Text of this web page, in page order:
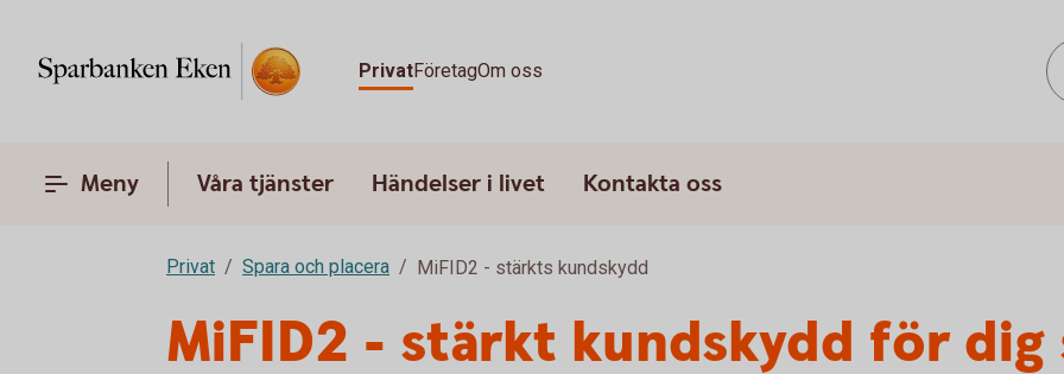
PrivatFöretagOm oss
Meny Våra tjänster Händelser i livet Kontakta oss
Privat Spara och placera MiFID2 - stärkts kundskydd
MiFID2 - stärkt kundskydd för dig